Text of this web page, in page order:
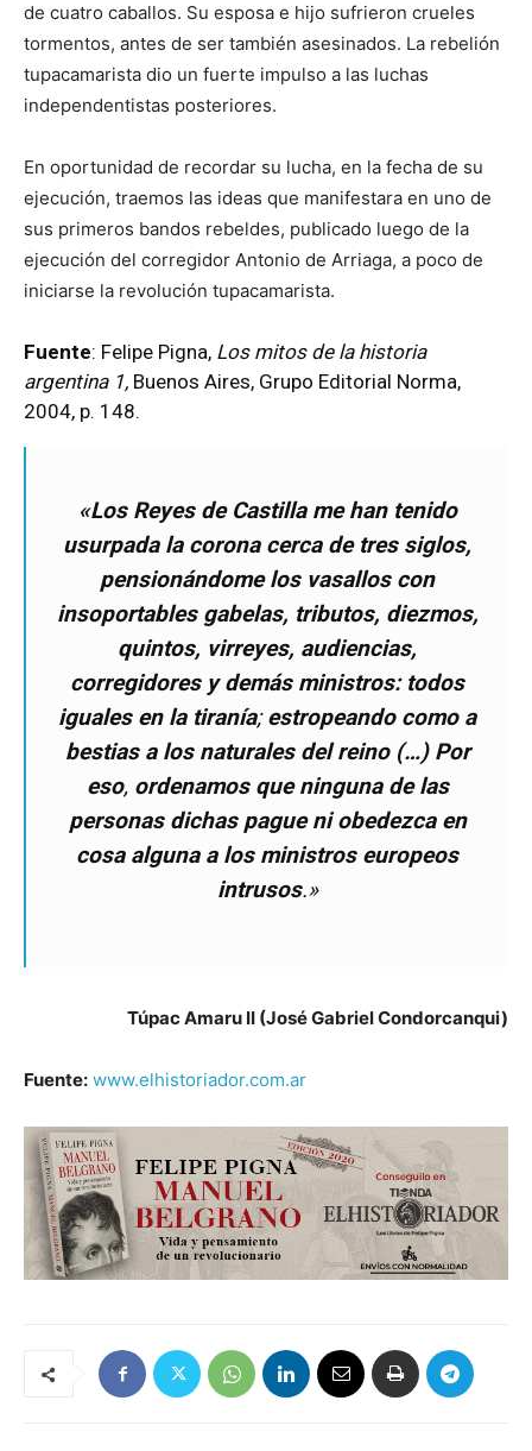
de cuatro caballos. Su esposa e hijo sufrieron crueles
tormentos, antes de ser también asesinados. La rebelión
tupacamarista dio un fuerte impulso a las luchas
independentistas posteriores.
En oportunidad de recordar su lucha, en la fecha de su
ejecución, traemos las ideas que manifestara en uno de
sus primeros bandos rebeldes, publicado luego de la
ejecución del corregidor Antonio de Arriaga, a poco de
iniciarse la revolución tupacamarista.
Fuente: Felipe Pigna, Los mitos de la historia
argentina 1, Buenos Aires, Grupo Editorial Norma,
2004, p. 148.
«Los Reyes de Castilla me han tenido
usurpada la corona cerca de tres siglos,
pensionándome los vasallos con
insoportables gabelas, tributos, diezmos,
quintos, virreyes, audiencias,
corregidores y demás ministros: todos
iguales en la tiranía;estropeando como a
bestias a los naturales del reino (…) Por
eso, ordenamos que ninguna de las
personas dichas pague ni obedezca en
cosa alguna a los ministros europeos
intrusos.»
Túpac Amaru II (José Gabriel Condorcanqui)
Fuente: www.elhistoriador.com.ar